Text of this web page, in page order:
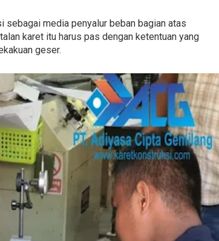
sebagai media penyalur beban bagian atas
karet itu harus pas dengan ketentuan yang
geser.